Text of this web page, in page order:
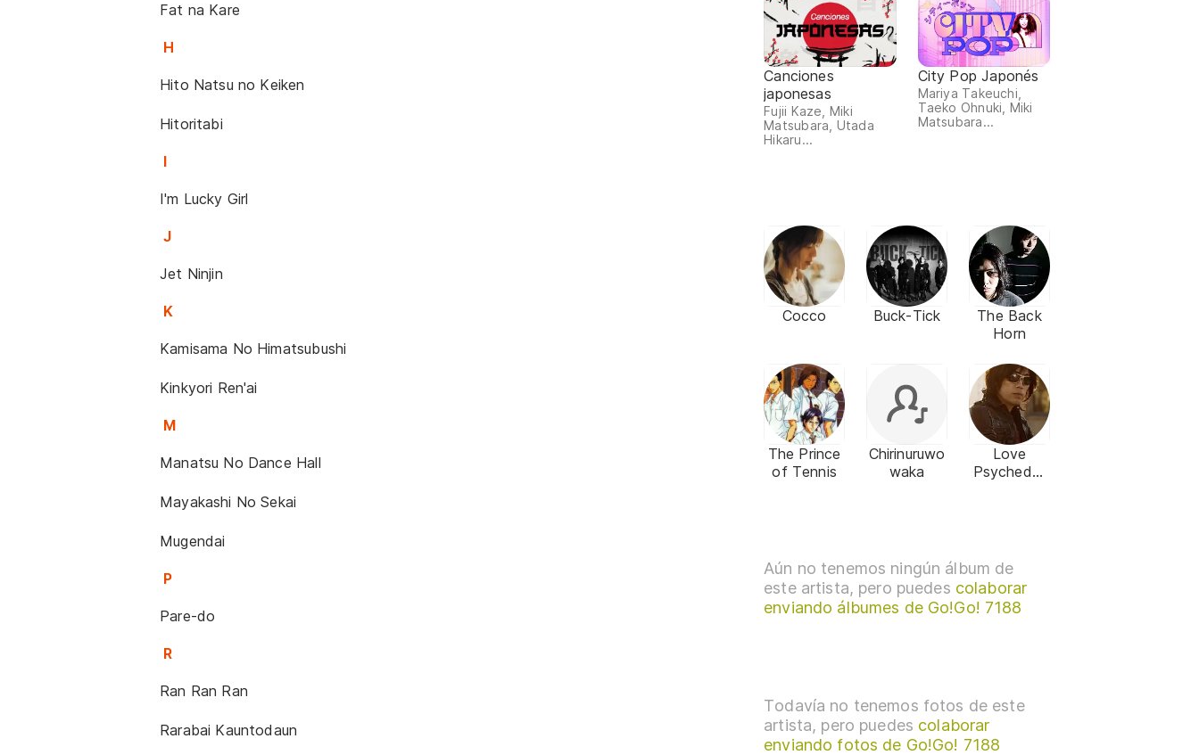
Fat na Kare
H
Hito Natsu no Keiken
Hitoritabi
I
I'm Lucky Girl
J
Jet Ninjin
K
Kamisama No Himatsubushi
Kinkyori Ren'ai
M
Manatsu No Dance Hall
Mayakashi No Sekai
Mugendai
P
Pare-do
R
Ran Ran Ran
Rarabai Kauntodaun
Canciones
japonesas
Fujii Kaze, Miki
Matsubara, Utada
Hikaru...
City Pop Japonés
Mariya Takeuchi,
Taeko Ohnuki, Miki
Matsubara...
Cocco Buck-Tick
The Back
Horn
The Prince
of Tennis
Chirinuruwo
waka
Love
Psychedeli
Aún no tenemos ningún álbum de
este artista, pero puedes colaborar
enviando álbumes de Go!Go! 7188
Todavía no tenemos fotos de este
artista, pero puedes colaborar
enviando fotos de Go!Go! 7188